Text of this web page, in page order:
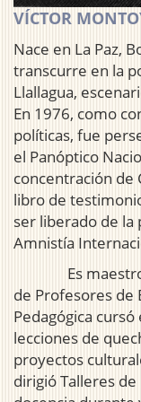
VÍCTOR
Nace en La Paz,
transcurre en la
Llallagua,
En 1976, como
políticas, fue
el Panóptico
concentración de
libro de
ser liberado de la
Amnistía
Es maestro
de Profesores de
Pedagógica
lecciones de
proyectos
dirigió Talleres